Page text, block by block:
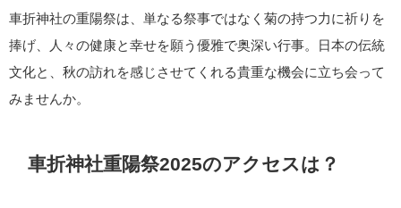
車折神社の重陽祭は、単なる祭事ではなく菊の持つ力に祈りを
捧げ、人々の健康と幸せを願う優雅で奥深い行事。日本の伝統
文化と、秋の訪れを感じさせてくれる貴重な機会に立ち会って
みませんか。
車折神社重陽祭2025のアクセスは？